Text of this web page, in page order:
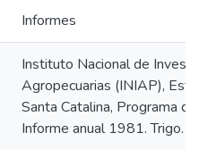
Informes
Instituto Nacional de
Agropecuarias (INIAP),
Santa Catalina, Programa
Informe anual 1981. Trigo.